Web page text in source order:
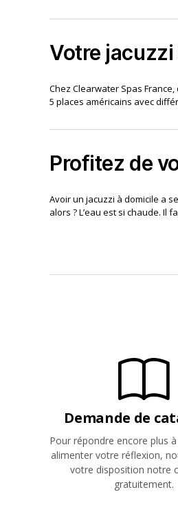
Votre jacuzzi
Chez Clearwater Spas
5 places américains avec
Profitez de
Avoir un jacuzzi à domicile a
alors ? L’eau est si chaude. Il
Demande de
Pour répondre encore plus
alimenter votre réflexion,
votre disposition notre
gratuitement.